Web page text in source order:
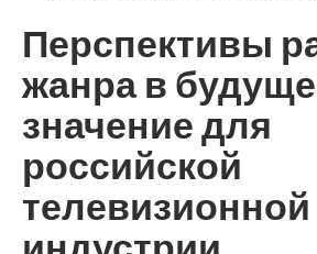
Перспективы
жанра в
значение для
российской
телевизионной